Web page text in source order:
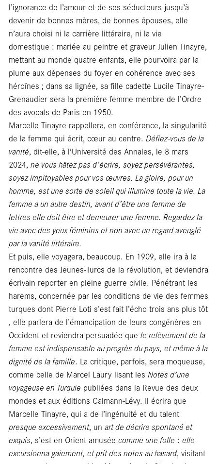
l’ignorance de l’amour et de ses séducteurs jusqu’à
devenir de bonnes mères, de bonnes épouses, elle
n’aura choisi ni la carrière littéraire, ni la vie
domestique : mariée au peintre et graveur Julien Tinayre,
mettant au monde quatre enfants, elle pourvoira par la
plume aux dépenses du foyer en cohérence avec ses
héroïnes ; dans sa lignée, sa fille cadette Lucile Tinayre-
Grenaudier sera la première femme membre de l’Ordre
des avocats de Paris en 1950.
Marcelle Tinayre rappellera, en conférence, la singularité
de la femme qui écrit, cœur au centre. Défiez-vous de la
vanité, dit-elle, à l’Université des Annales, le 8 mars
2024, ne vous hâtez pas d’écrire, soyez persévérantes,
soyez impitoyables pour vos œuvres. La gloire, pour un
homme, est une sorte de soleil qui illumine toute la vie. La
femme a un autre destin, avant d’être une femme de
lettres elle doit être et demeurer une femme. Regardez la
vie avec des yeux féminins et non avec un regard aveuglé
par la vanité littéraire.
Et puis, elle voyagera, beaucoup. En 1909, elle ira à la
rencontre des Jeunes-Turcs de la révolution, et deviendra
écrivain reporter en pleine guerre civile. Pénétrant les
harems, concernée par les conditions de vie des femmes
turques dont Pierre Loti s’est fait l’écho trois ans plus tôt
, elle parlera de l’émancipation de leurs congénères en
Occident et reviendra persuadée que le relèvement de la
femme est indispensable au progrès du pays, et même à la
dignité de la famille. La critique, parfois, sera moqueuse,
comme celle de Marcel Laury lisant les Notes d’une
voyageuse en Turquie publiées dans la Revue des deux
mondes et aux éditions Calmann-Lévy. Il écrira que
Marcelle Tinayre, qui a de l’ingénuité et du talent
presque excessivement, un art de décrire spontané et
exquis, s’est en Orient amusée comme une folle : elle
excursionna gaiement, et prit des notes au hasard, visitant